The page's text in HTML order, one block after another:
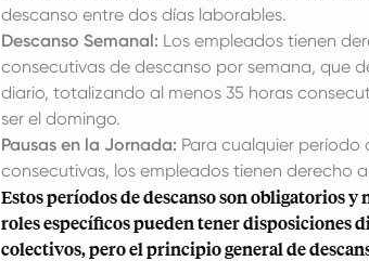
descanso entre dos días laborables.
Descanso Semanal: Los empleados tienen
consecutivas de descanso por semana, que
diario, totalizando al menos 35 horas
ser el domingo.
Pausas en la Jornada: Para cualquier período
consecutivas, los empleados tienen derecho
Estos períodos de descanso son obligatorios
roles específicos pueden tener disposiciones
colectivos, pero el principio general de